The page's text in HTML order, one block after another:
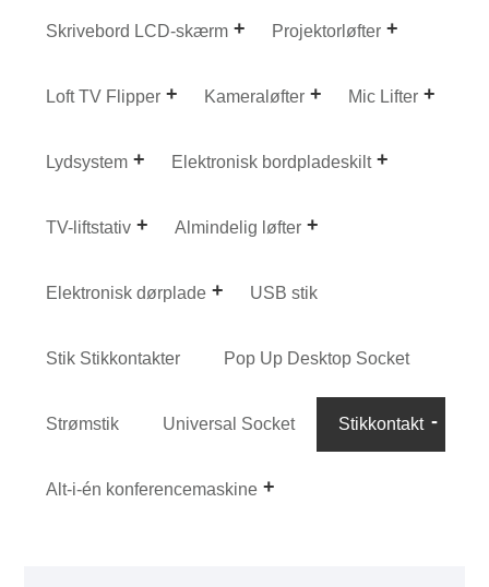
Skrivebord LCD-skærm Projektorløfter
Loft TV Flipper Kameraløfter Mic Lifter
Lydsystem Elektronisk bordpladeskilt
TV-liftstativ Almindelig løfter
Elektronisk dørplade USB stik
Stik Stikkontakter Pop Up Desktop Socket
Strømstik Universal Socket Stikkontakt
Alt-i-én konferencemaskine